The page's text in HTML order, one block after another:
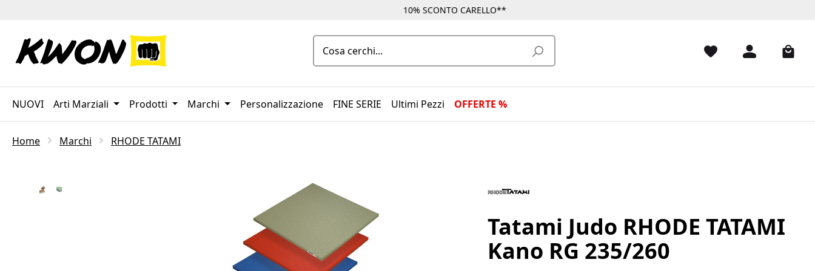
10% SCONTO CARELLO**
NUOVI Arti Marziali Prodotti Marchi Personalizzazione FINE SERIE Ultimi Pezzi OFFERTE %
Home Marchi RHODE TATAMI
Tatami Judo RHODE TATAMI
Kano RG 235/260